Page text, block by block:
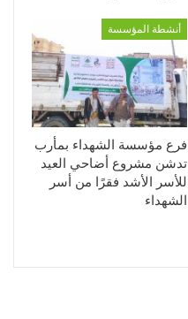
أنشطة المؤسسة
فرع مؤسسة الشهداء بمأرب
تدشن مشروع أضاحي العيد
للأسر الأشد فقرًا من أسر
الشهداء